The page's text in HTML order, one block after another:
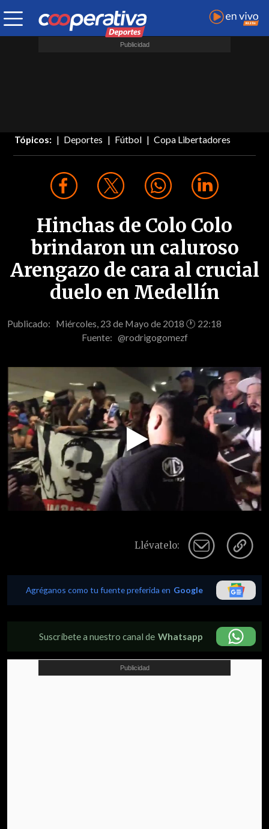
Tópicos: Deportes Fútbol Copa Libertadores
Hinchas de Colo Colo
brindaron un caluroso
Arengazo de cara al crucial
duelo en Medellín
Publicado: Miércoles, 23 de Mayo de 2018 🕐 22:18
Fuente: @rodrigogomezf
Play
Video
Llévatelo:
Agréganos como tu fuente preferida en Google
Suscríbete a nuestro canal de Whatsapp